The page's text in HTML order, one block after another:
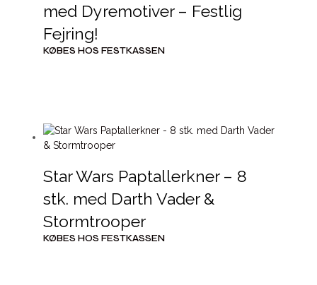
med Dyremotiver – Festlig
Fejring!
KØBES HOS FESTKASSEN
Star Wars Paptallerkner – 8
stk. med Darth Vader &
Stormtrooper
KØBES HOS FESTKASSEN